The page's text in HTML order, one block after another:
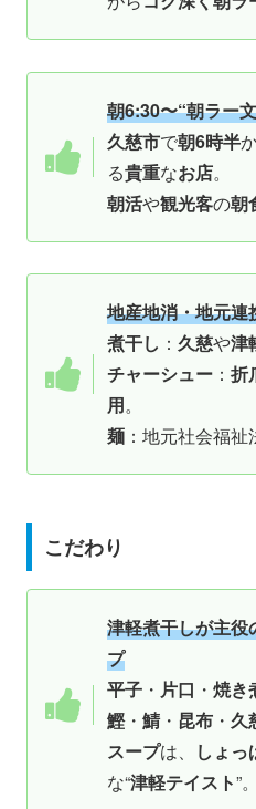
朝6:30〜“朝ラー
久慈市で朝6時半
る貴重なお店。
朝活や観光客の朝
地産地消・地元連
煮干し ： 久慈や津
チャーシュー ： 折
用。
麺 ：地元社会福祉
こだわり
津軽煮干しが主役
プ
平子 ・ 片口 ・ 焼き
鰹・ 鯖・ 昆布 ・ 久
スープは、 しょっ
な“津軽テイスト”。